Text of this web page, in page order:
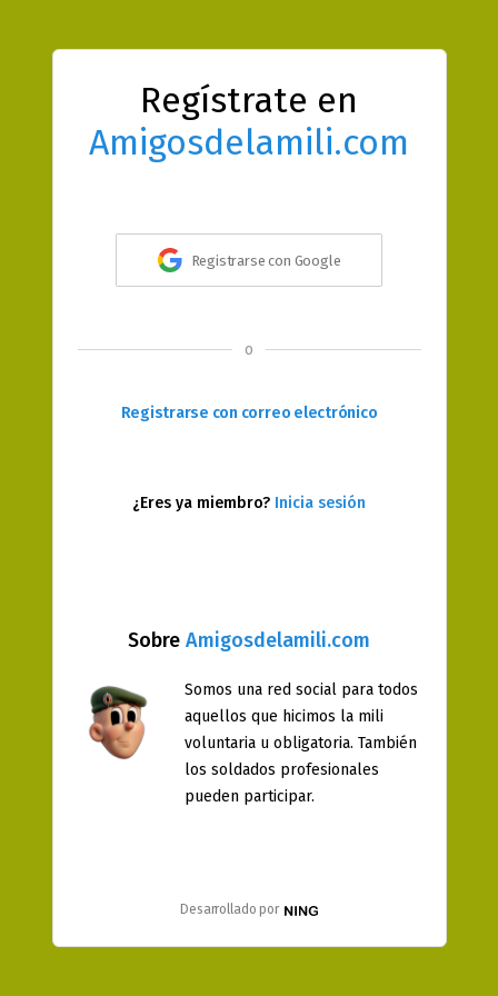
Regístrate en
Amigosdelamili.com
Sobre Amigosdelamili.com
Somos una red social para todos
aquellos que hicimos la mili
voluntaria u obligatoria. También
los soldados profesionales
pueden participar.
Desarrollado por
Registrarse con Google
o
Registrarse con correo electrónico
¿Eres ya miembro? Inicia sesión